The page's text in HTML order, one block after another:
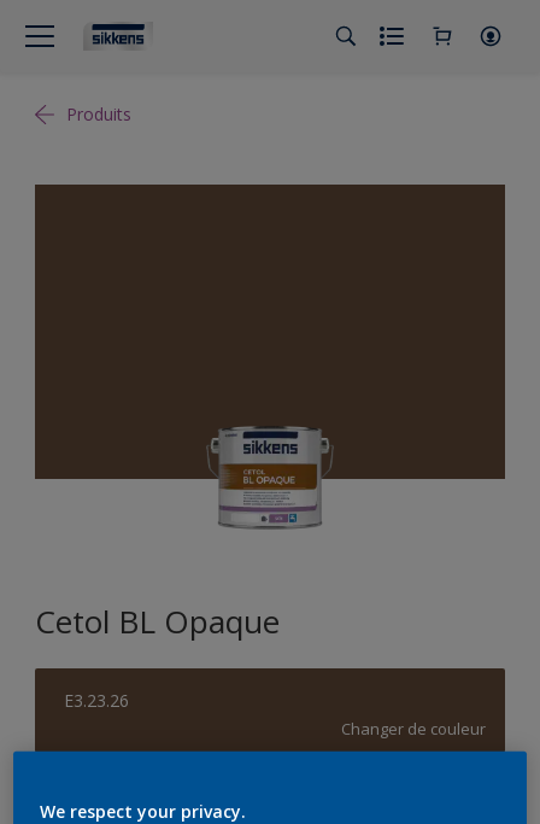
Produits
Cetol BL Opaque
E3.23.26
Changer de couleur
We respect your privacy.